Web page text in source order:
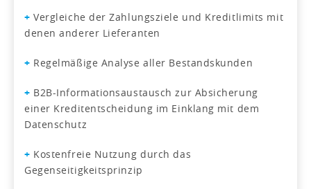
+Vergleiche der Zahlungsziele und Kreditlimits mit
denen anderer Lieferanten
+ Regelmäßige Analyse aller Bestandskunden
+ B2B-Informationsaustausch zur Absicherung
einer Kredit­entscheidung im Einklang mit dem
Datenschutz
+ Kostenfreie Nutzung durch das
Gegenseitigkeitsprinzip